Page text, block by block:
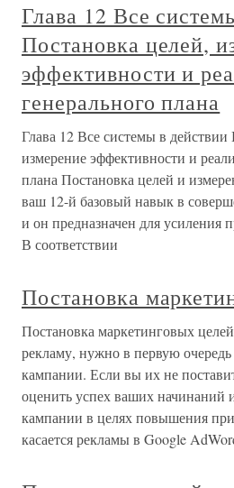
Глава 12 Все
Постановка целей,
эффективности и
генерального плана
Глава 12 Все системы в действии
измерение эффективности и
плана Постановка целей и
ваш 12-й базовый навык в
и он предназначен для усиления
В соответствии
Постановка
Постановка маркетинговых
рекламу, нужно в первую
кампании. Если вы их не
оценить успех ваших начинаний
кампании в целях повышения
касается рекламы в Google